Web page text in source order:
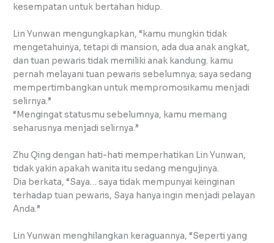
kesempatan untuk bertahan hidup.
Lin Yunwan mengungkapkan, “kamu mungkin tidak
mengetahuinya, tetapi di mansion, ada dua anak angkat,
dan tuan pewaris tidak memiliki anak kandung. kamu
pernah melayani tuan pewaris sebelumnya; saya sedang
mempertimbangkan untuk mempromosikamu menjadi
selirnya.”
“Mengingat statusmu sebelumnya, kamu memang
seharusnya menjadi selirnya.”
Zhu Qing dengan hati-hati memperhatikan Lin Yunwan,
tidak yakin apakah wanita itu sedang mengujinya.
Dia berkata, “Saya… saya tidak mempunyai keinginan
terhadap tuan pewaris, Saya hanya ingin menjadi pelayan
Anda.”
Lin Yunwan menghilangkan keraguannya, “Seperti yang